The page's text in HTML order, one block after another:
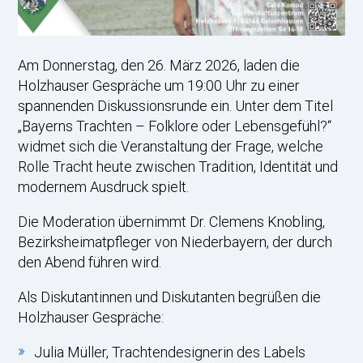
Am Donnerstag, den 26. März 2026, laden die
Holzhauser Gespräche um 19:00 Uhr zu einer
spannenden Diskussionsrunde ein. Unter dem Titel
„Bayerns Trachten – Folklore oder Lebensgefühl?“
widmet sich die Veranstaltung der Frage, welche
Rolle Tracht heute zwischen Tradition, Identität und
modernem Ausdruck spielt.
Die Moderation übernimmt Dr. Clemens Knobling,
Bezirksheimatpfleger von Niederbayern, der durch
den Abend führen wird.
Als Diskutantinnen und Diskutanten begrüßen die
Holzhauser Gespräche:
Julia Müller, Trachtendesignerin des Labels